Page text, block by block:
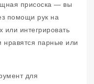
присоска — вы
помощи рук на
или интегрировать
нравятся парные или
для